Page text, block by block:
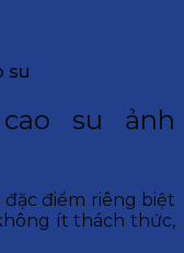
su
su ảnh
điểm riêng biệt
ít thách thức,